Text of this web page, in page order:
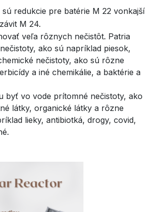
redukcie pre batérie M 22 vonkajší
M 24.
veľa rôznych nečistôt. Patria
ako sú napríklad piesok,
nečistoty, ako sú rôzne
a iné chemikálie, a baktérie a
byť vo vode prítomné nečistoty, ako
látky, organické látky a rôzne
lieky, antibiotká, drogy, covid,